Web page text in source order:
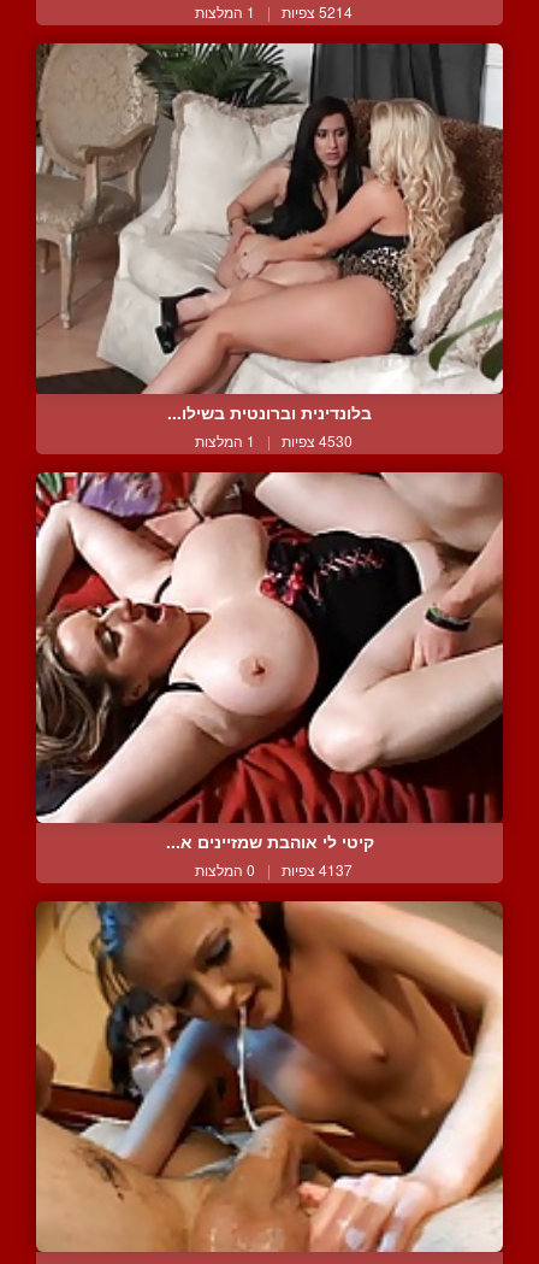
5214 צפיות | 1 המלצות
בלונדינית וברונטית בשילו...
4530 צפיות | 1 המלצות
קיטי לי אוהבת שמזיינים א...
4137 צפיות | 0 המלצות